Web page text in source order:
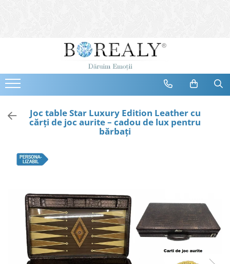
Bijuterii
Cercei
Bratari
Coliere
Seturi
Tiare
Destinatari
Bijuterii Copii
Bijuterii Mirese
Selectii
Reduceri
Cele mai noi
Joc table Star Luxury Edition Leather cu
cărți de joc aurite – cadou de lux pentru
bărbați